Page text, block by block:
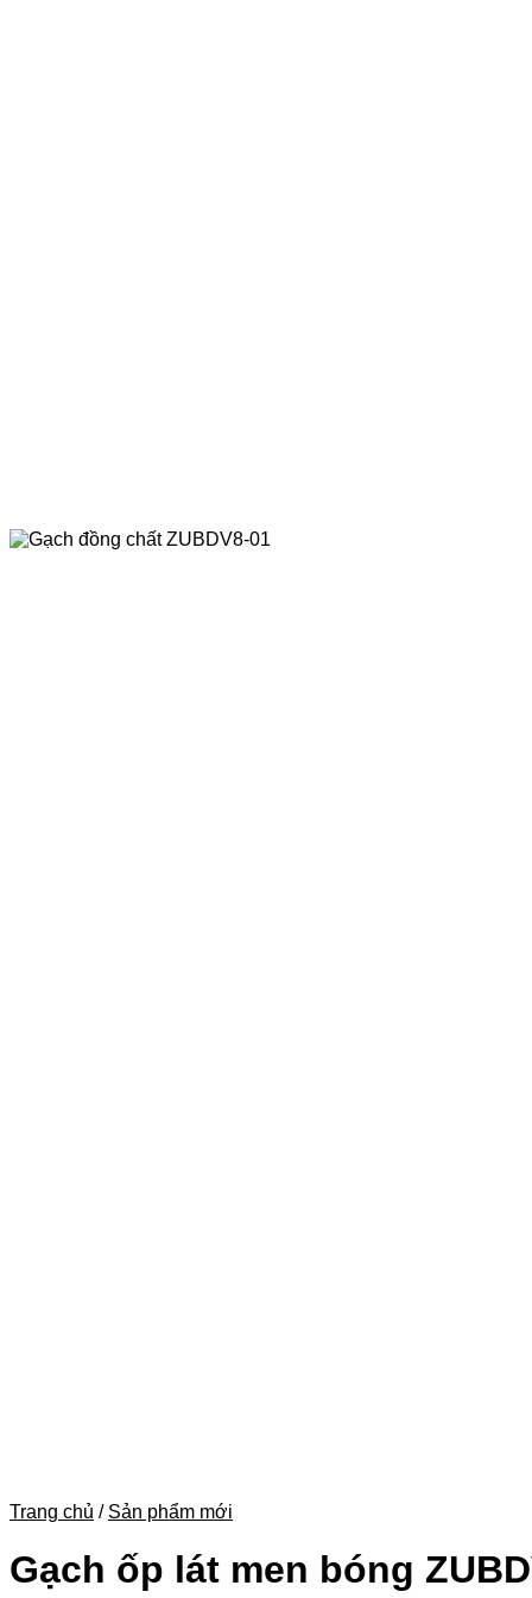
Trang chủ / Sản phẩm mới
Gạch ốp lát men bóng